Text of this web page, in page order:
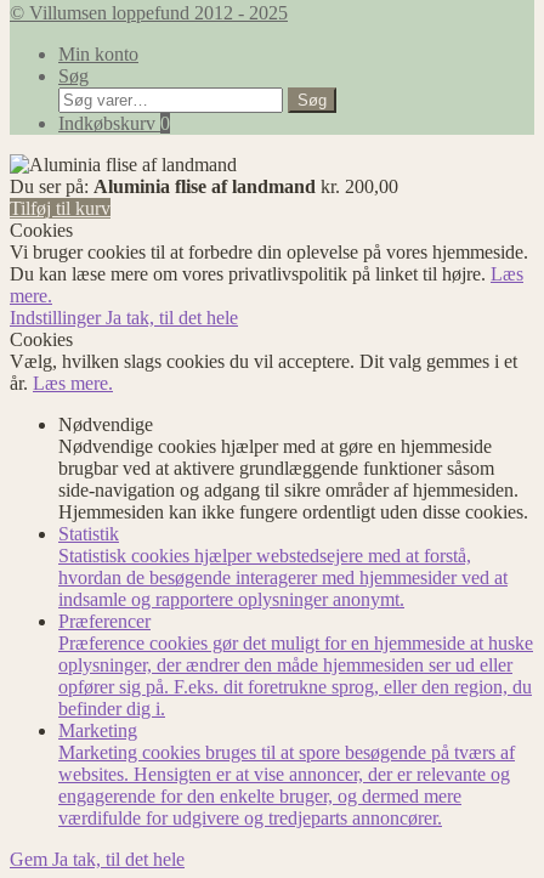
© Villumsen loppefund 2012 - 2025
Min konto
Søg
Søg
efter:
Søg
Indkøbskurv 0
Du ser på: Aluminia flise af landmand kr. 200,00
Tilføj til kurv
Cookies
Vi bruger cookies til at forbedre din oplevelse på vores hjemmeside.
Du kan læse mere om vores privatlivspolitik på linket til højre. Læs
mere.
IndstillingerJa tak, til det hele
Cookies
Vælg, hvilken slags cookies du vil acceptere. Dit valg gemmes i et
år. Læs mere.
Nødvendige
Nødvendige cookies hjælper med at gøre en hjemmeside
brugbar ved at aktivere grundlæggende funktioner såsom
side-navigation og adgang til sikre områder af hjemmesiden.
Hjemmesiden kan ikke fungere ordentligt uden disse cookies.
Statistik
Statistisk cookies hjælper webstedsejere med at forstå,
hvordan de besøgende interagerer med hjemmesider ved at
indsamle og rapportere oplysninger anonymt.
Præferencer
Præference cookies gør det muligt for en hjemmeside at huske
oplysninger, der ændrer den måde hjemmesiden ser ud eller
opfører sig på. F.eks. dit foretrukne sprog, eller den region, du
befinder dig i.
Marketing
Marketing cookies bruges til at spore besøgende på tværs af
websites. Hensigten er at vise annoncer, der er relevante og
engagerende for den enkelte bruger, og dermed mere
værdifulde for udgivere og tredjeparts annoncører.
Gem Ja tak, til det hele